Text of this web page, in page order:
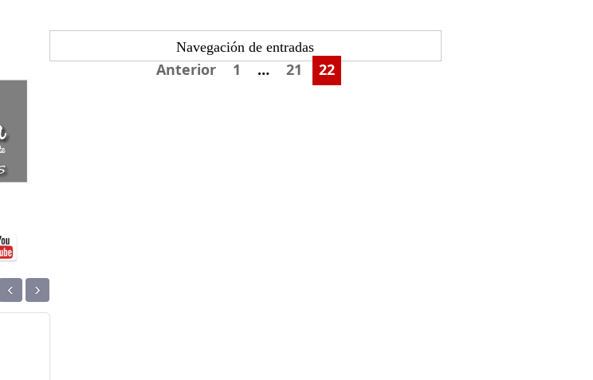
Navegación de entradas
Anterior 1 … 21 22
‹ ›